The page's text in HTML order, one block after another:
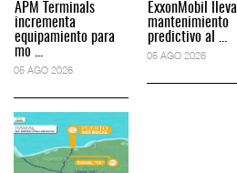
APM Terminals
incrementa
equipamiento para
mo ...
05 AGO 2026
ExxonMobil lleva
mantenimiento
predictivo al ...
05 AGO 2026